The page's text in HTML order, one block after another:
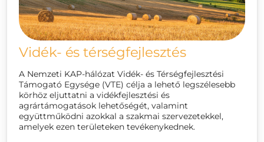
Vidék- és térségfejlesztés
A Nemzeti KAP-hálózat Vidék- és Térségfejlesztési
Támogató Egysége (VTE) célja a lehető legszélesebb
körhöz eljuttatni a vidékfejlesztési és
agrártámogatások lehetőségét, valamint
együttműködni azokkal a szakmai szervezetekkel,
amelyek ezen területeken tevékenykednek.